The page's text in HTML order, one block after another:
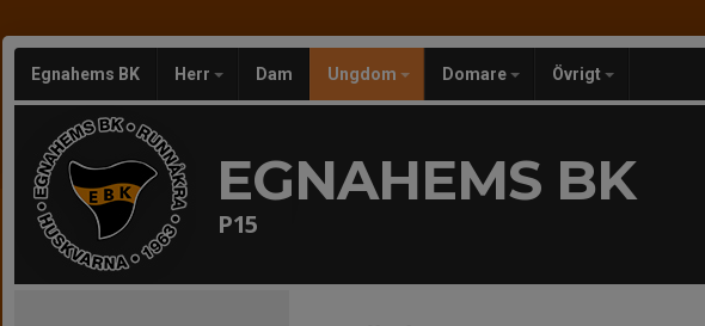
Egnahems BK Herr Dam Ungdom Domare Övrigt
EGNAHEMS BK
P15